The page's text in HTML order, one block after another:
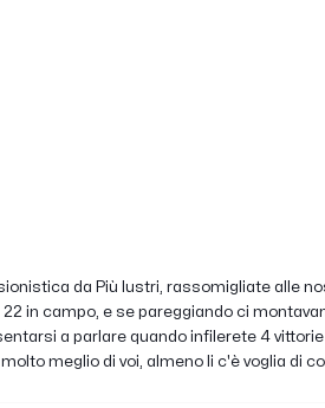
da Più lustri, rassomigliate alle
in campo, e se pareggiando ci
a parlare quando infilerete 4
meglio di voi, almeno li c'è voglia di